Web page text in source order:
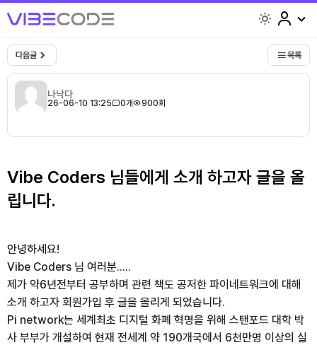
다음글 목록
나낙다
26-06-10 13:25 0개 900회
Vibe Coders 님들에게 소개 하고자 글을 올
립니다.
안녕하세요!
Vibe Coders 님 여러분.....
제가 약6년전부터 공부하며 관련 책도 공저한 파이네트워크에 대해
소개 하고자 회원가입 후 글을 올리게 되었습니다.
Pi network는 세계최초 디지털 화폐 혁명을 위해 스탠포드 대학 박
사 부부가 개설하여 현재 전세계 약 190개국에서 6천만명 이상의 실